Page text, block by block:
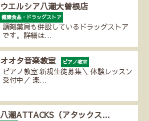
ウエルシア八潮大曽根店
健康食品・ドラッグストア
調剤薬局も併設しているドラッグストア
です。詳細は…
オオタ音楽教室 ピアノ教室
ピアノ教室 新規生徒募集＼ 体験レッスン
受付中／ 楽…
八潮ATTACKS（アタックス…